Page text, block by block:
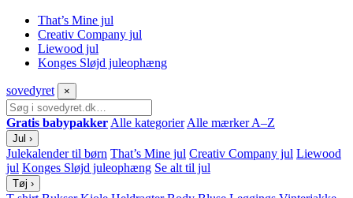
That’s Mine jul
Creativ Company jul
Liewood jul
Konges Sløjd juleophæng
sovedyret ×
Gratis babypakker Alle kategorier Alle mærker A–Z
Jul ›
Julekalender til børn That’s Mine jul Creativ Company jul Liewood
jul Konges Sløjd juleophæng Se alt til jul
Tøj ›